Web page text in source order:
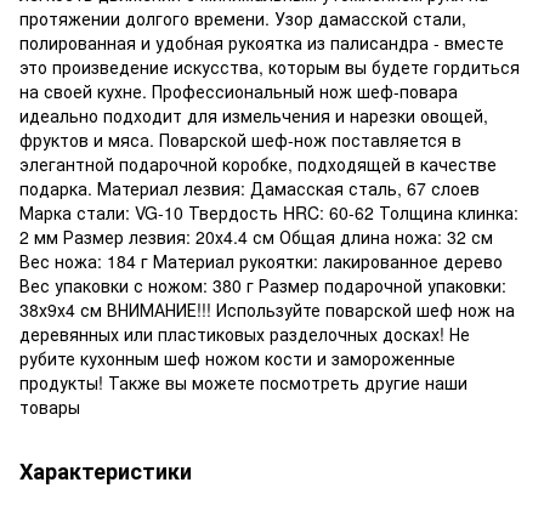
протяжении долгого времени. Узор дамасской стали,
полированная и удобная рукоятка из палисандра - вместе
это произведение искусства, которым вы будете гордиться
на своей кухне. Профессиональный нож шеф-повара
идеально подходит для измельчения и нарезки овощей,
фруктов и мяса. Поварской шеф-нож поставляется в
элегантной подарочной коробке, подходящей в качестве
подарка. Материал лезвия: Дамасская сталь, 67 слоев
Марка стали: VG-10 Твердость HRC: 60-62 Толщина клинка:
2 мм Размер лезвия: 20х4.4 см Общая длина ножа: 32 см
Вес ножа: 184 г Материал рукоятки: лакированное дерево
Вес упаковки с ножом: 380 г Размер подарочной упаковки:
38х9х4 см ВНИМАНИЕ!!! Используйте поварской шеф нож на
деревянных или пластиковых разделочных досках! Не
рубите кухонным шеф ножом кости и замороженные
продукты! Также вы можете посмотреть другие наши
товары
Характеристики